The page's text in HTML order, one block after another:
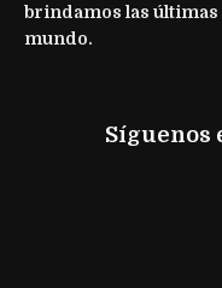
brindamos las últimas
mundo.
Síguenos